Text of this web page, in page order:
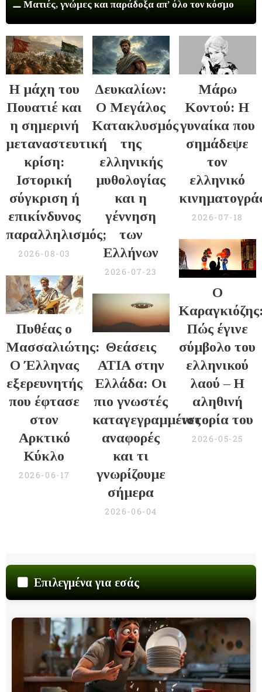
⚊ Ματιές, γνώμες και παράδοξα απ’ όλο τον κόσμο
Η μάχη του
Πουατιέ και
η σημερινή
μεταναστευτική
κρίση:
Ιστορική
σύγκριση ή
επικίνδυνος
παραλληλισμός;
2026-08-03
Δευκαλίων:
Ο Μεγάλος
Κατακλυσμός
της
ελληνικής
μυθολογίας
και η
γέννηση
των
Ελλήνων
2026-07-23
Μάρω
Κοντού: Η
γυναίκα που
σημάδεψε
τον
ελληνικό
2026-07-18
Πυθέας ο
Μασσαλιώτης:
Ο Έλληνας
εξερευνητής
που έφτασε
στον
Αρκτικό
Κύκλο
2026-06-17
Θεάσεις
ΑΤΙΑ στην
Ελλάδα: Οι
πιο γνωστές
καταγεγραμμένες
αναφορές
και τι
γνωρίζουμε
σήμερα
2026-06-04
Ο
Πώς έγινε
σύμβολο του
ελληνικού
λαού – Η
αληθινή
ιστορία του
2026-05-25
Επιλεγμένα για εσάς